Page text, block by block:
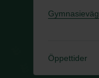
Öppettider